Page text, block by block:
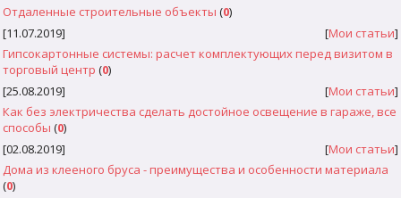
Отдаленные строительные объекты (0)
[11.07.2019]
[Мои статьи]
Гипсокартонные системы: расчет комплектующих перед визитом в
торговый центр (0)
[25.08.2019]
[Мои статьи]
Как без электричества сделать достойное освещение в гараже, все
способы (0)
[02.08.2019]
[Мои статьи]
Дома из клееного бруса - преимущества и особенности материала
(0)